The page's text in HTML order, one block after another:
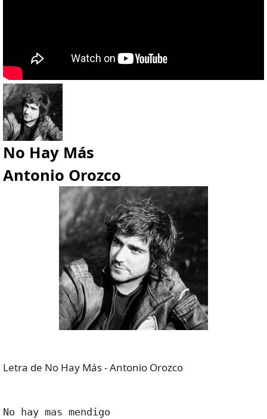
No Hay Más
Antonio Orozco
Letra de No Hay Más - Antonio Orozco
No hay mas mendigo